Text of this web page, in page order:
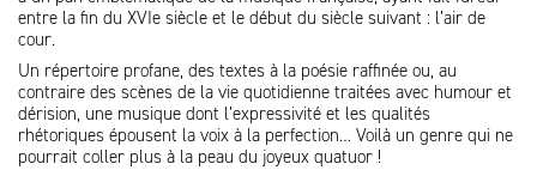
entre la fin du XVIe siècle et le début du siècle suivant : l’air de
cour.
Un répertoire profane, des textes à la poésie raffinée ou, au
contraire des scènes de la vie quotidienne traitées avec humour et
dérision, une musique dont l’expressivité et les qualités
rhétoriques épousent la voix à la perfection… Voilà un genre qui ne
pourrait coller plus à la peau du joyeux quatuor !